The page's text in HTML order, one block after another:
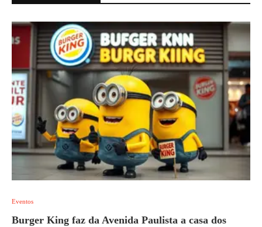
Eventos
Burger King faz da Avenida Paulista a casa dos